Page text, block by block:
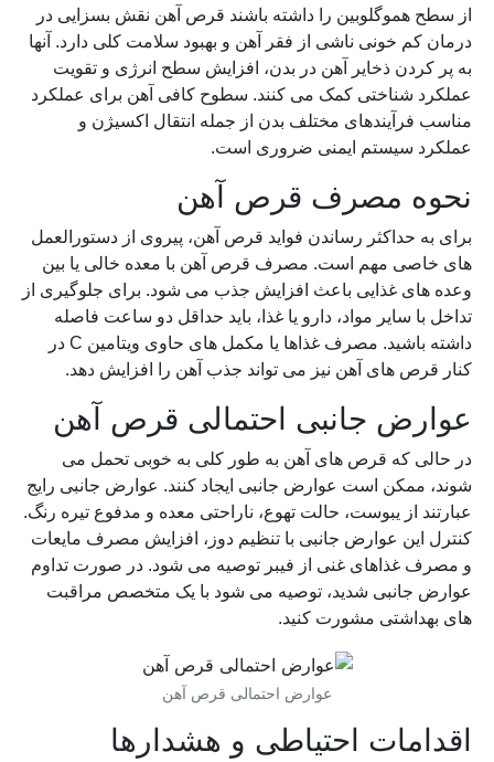
از سطح هموگلوبین را داشته باشند قرص آهن نقش بسزایی در
درمان کم خونی ناشی از فقر آهن و بهبود سلامت کلی دارد. آنها
به پر کردن ذخایر آهن در بدن، افزایش سطح انرژی و تقویت
عملکرد شناختی کمک می کنند. سطوح کافی آهن برای عملکرد
مناسب فرآیندهای مختلف بدن از جمله انتقال اکسیژن و
عملکرد سیستم ایمنی ضروری است.
نحوه مصرف قرص آهن
برای به حداکثر رساندن فواید قرص آهن، پیروی از دستورالعمل
های خاصی مهم است. مصرف قرص آهن با معده خالی یا بین
وعده های غذایی باعث افزایش جذب می شود. برای جلوگیری از
تداخل با سایر مواد، دارو یا غذا، باید حداقل دو ساعت فاصله
داشته باشید. مصرف غذاها یا مکمل های حاوی ویتامین C در
کنار قرص های آهن نیز می تواند جذب آهن را افزایش دهد.
عوارض جانبی احتمالی قرص آهن
در حالی که قرص های آهن به طور کلی به خوبی تحمل می
شوند، ممکن است عوارض جانبی ایجاد کنند. عوارض جانبی رایج
عبارتند از یبوست، حالت تهوع، ناراحتی معده و مدفوع تیره رنگ.
کنترل این عوارض جانبی با تنظیم دوز، افزایش مصرف مایعات
و مصرف غذاهای غنی از فیبر توصیه می شود. در صورت تداوم
عوارض جانبی شدید، توصیه می شود با یک متخصص مراقبت
های بهداشتی مشورت کنید.
عوارض احتمالی قرص آهن
اقدامات احتیاطی و هشدارها